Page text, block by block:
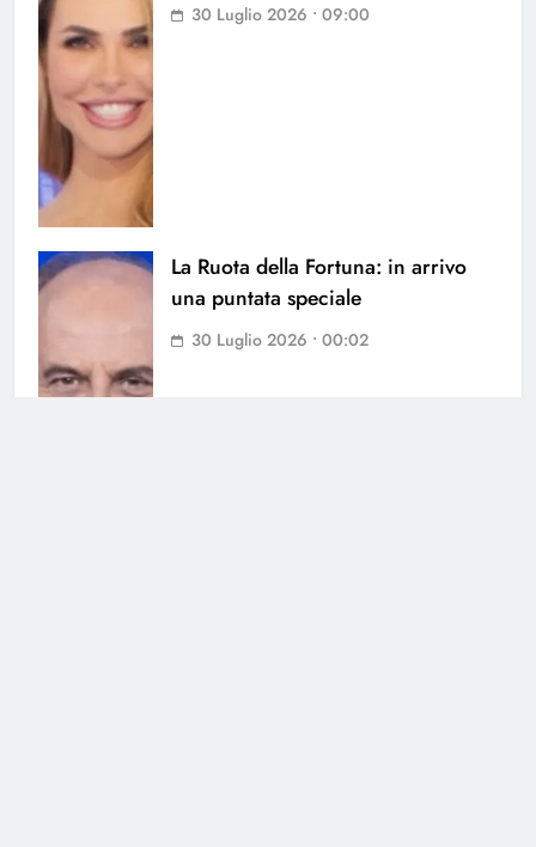
30 Luglio 2026 • 09:00
La Ruota della Fortuna: in arrivo
una puntata speciale
30 Luglio 2026 • 00:02